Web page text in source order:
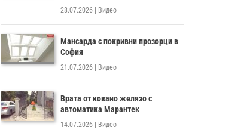
28.07.2026 Видео
Мансарда с покривни прозорци в
София
21.07.2026 Видео
Врата от ковано желязо с
автоматика Марантек
14.07.2026 Видео